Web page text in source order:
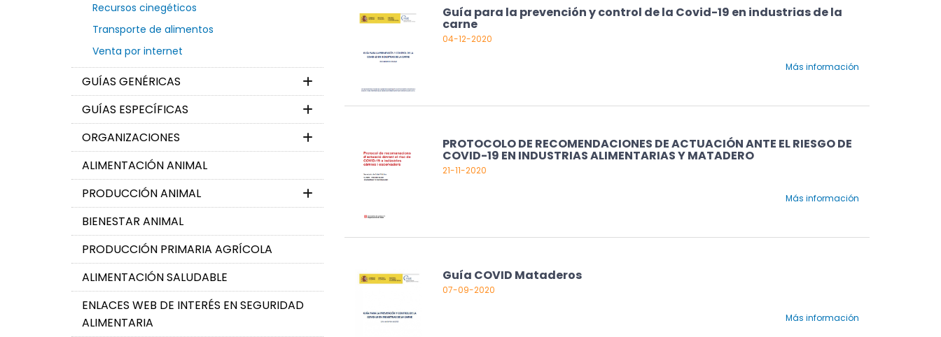
Recursos cinegéticos
Transporte de alimentos
Venta por internet
GUÍAS GENÉRICAS
GUÍAS ESPECÍFICAS
ORGANIZACIONES
ALIMENTACIÓN ANIMAL
PRODUCCIÓN ANIMAL
BIENESTAR ANIMAL
PRODUCCIÓN PRIMARIA AGRÍCOLA
ALIMENTACIÓN SALUDABLE
ENLACES WEB DE INTERÉS EN SEGURIDAD
ALIMENTARIA
Guía para la prevención y control de la Covid-19 en industrias de la
carne
04-12-2020
Más información
PROTOCOLO DE RECOMENDACIONES DE ACTUACIÓN ANTE EL RIESGO DE
COVID-19 EN INDUSTRIAS ALIMENTARIAS Y MATADERO
21-11-2020
Más información
Guía COVID Mataderos
07-09-2020
Más información